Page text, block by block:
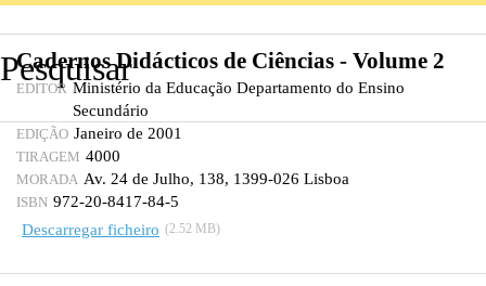
Cadernos Didácticos de Ciências - Volume 2
EDITOR Ministério da Educação Departamento do Ensino
Secundário
EDIÇÃO Janeiro de 2001
TIRAGEM 4000
MORADA Av. 24 de Julho, 138, 1399-026 Lisboa
ISBN 972-20-8417-84-5
Descarregar ficheiro (2.52 MB)